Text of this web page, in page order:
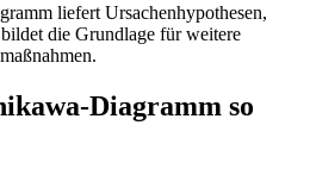
liefert Ursachenhypothesen,
die Grundlage für weitere
Diagramm so